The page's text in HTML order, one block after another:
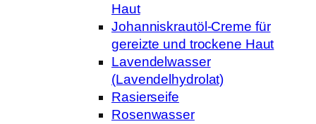
Haut
Johanniskrautöl-Creme für
gereizte und trockene Haut
Lavendelwasser
(Lavendelhydrolat)
Rasierseife
Rosenwasser